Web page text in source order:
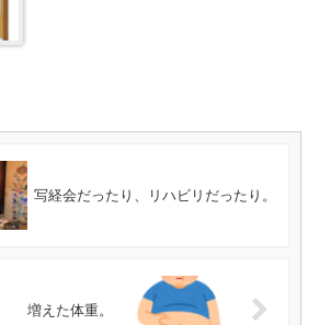
写経会だったり、リハビリだったり。
増えた体重。